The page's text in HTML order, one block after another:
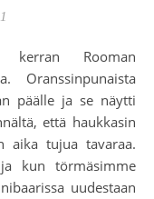
Oranssinpunaista
päälle ja se näytti
että haukkasin
aika tujua tavaraa.
kun törmäsimme
uudestaan